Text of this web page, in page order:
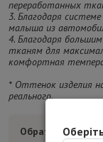
переработанных
3. Благодаря
малыша из
4. Благодаря
тканям для
комфортная
* Оттенок изделия
реального.
Обратите